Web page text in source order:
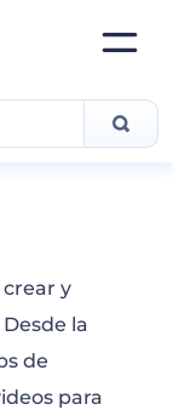
y
la
de
para